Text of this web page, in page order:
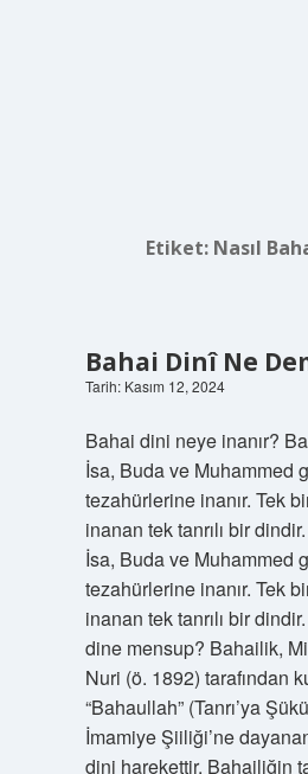
Etiket: Nasıl
Bahai Dinî Ne
Tarih: Kasım 12, 2024
Bahai dini neye inanır?
İsa, Buda ve Muhammed
tezahürlerine inanır. Tek
inanan tek tanrılı bir
İsa, Buda ve Muhammed
tezahürlerine inanır. Tek
inanan tek tanrılı bir
dine mensup? Bahailik,
Nuri (ö. 1892) tarafından
“Bahaullah” (Tanrı’ya
İmamiye Şiiliği’ne
dini harekettir. Bahailiğin